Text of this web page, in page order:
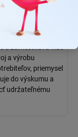
riešení a má
v roku 1919 a
máOsram
a zamestnáva viac
a výrobu
priemysel
do výskumu a
udržateľnému